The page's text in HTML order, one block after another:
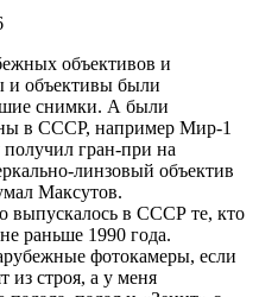
объективов и
и объективы были
снимки. А были
в СССР, например Мир-1
гран-при на
линзовый объектив
Максутов.
выпускалось в СССР те, кто
раньше 1990 года.
фотокамеры, если
из строя, а у меня